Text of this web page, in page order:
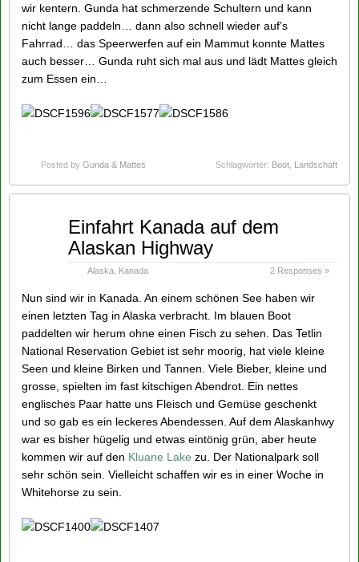
wir kentern. Gunda hat schmerzende Schultern und kann
nicht lange paddeln… dann also schnell wieder auf’s
Fahrrad… das Speerwerfen auf ein Mammut konnte Mattes
auch besser… Gunda ruht sich mal aus und lädt Mattes gleich
zum Essen ein…
Posted by Gunda & Mattes Schlagwörter: Boot Landschaft
Einfahrt Kanada auf dem
Alaskan Highway
Alaska Kanada 2 Responses »
Nun sind wir in Kanada. An einem schönen See haben wir
einen letzten Tag in Alaska verbracht. Im blauen Boot
paddelten wir herum ohne einen Fisch zu sehen. Das Tetlin
National Reservation Gebiet ist sehr moorig, hat viele kleine
Seen und kleine Birken und Tannen. Viele Bieber, kleine und
grosse, spielten im fast kitschigen Abendrot. Ein nettes
englisches Paar hatte uns Fleisch und Gemüse geschenkt
und so gab es ein leckeres Abendessen. Auf dem Alaskanhwy
war es bisher hügelig und etwas eintönig grün, aber heute
kommen wir auf den Kluane Lake zu. Der Nationalpark soll
sehr schön sein. Vielleicht schaffen wir es in einer Woche in
Whitehorse zu sein.